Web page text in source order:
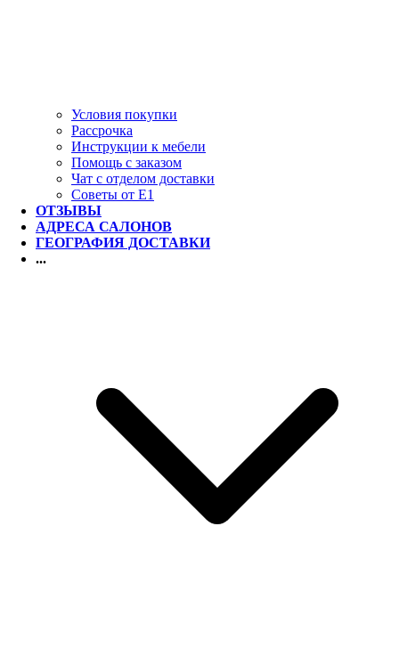
Условия покупки
Рассрочка
Инструкции к мебели
Помощь с заказом
Чат с отделом доставки
Советы от Е1
ОТЗЫВЫ
АДРЕСА САЛОНОВ
ГЕОГРАФИЯ ДОСТАВКИ
...